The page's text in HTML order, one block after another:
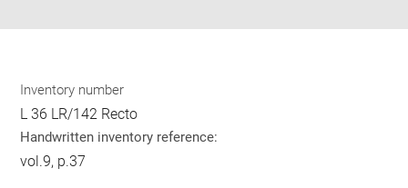
Inventory number
L 36 LR/142 Recto
Handwritten inventory reference:
vol.9, p.37